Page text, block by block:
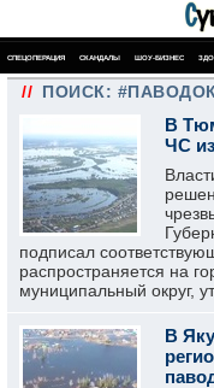
СПЕЦОПЕРАЦИЯ СКАНДАЛЫ ШОУ-БИЗНЕС
// ПОИСК: #ПАВОДОК
В
ЧС
подписал
распространяется на
муниципальный округ,
В